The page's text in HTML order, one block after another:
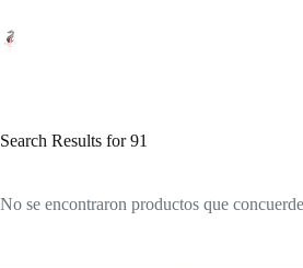
al
contenido
Search Results for 91
No se encontraron productos que